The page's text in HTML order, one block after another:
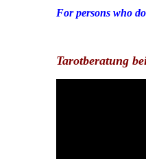
For persons who
Tarotberatung